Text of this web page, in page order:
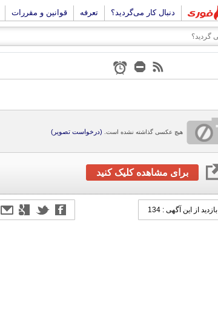
دنبال کار می‌گردید؟ تعرفه قوانین و مقررات
هیچ عکسی گذاشته نشده است. (درخواست تصویر)
برای مشاهده کلیک کنید
بازدید از این آگهی : 134